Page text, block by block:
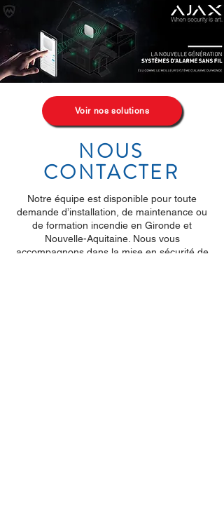
Voir nos solutions
NOUS
CONTACTER
Notre équipe est disponible pour toute
demande d’installation, de maintenance ou
de formation incendie en Gironde et
Nouvelle-Aquitaine. Nous vous
accompagnons dans la mise en sécurité de